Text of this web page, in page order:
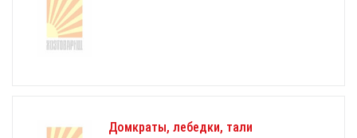
Домкраты, лебедки, тали